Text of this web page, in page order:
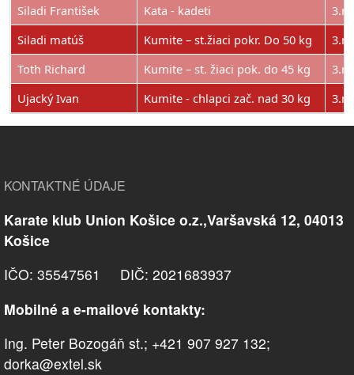
Siladi František
Kata - kadeti
Siladi matúš
Kumite – st.žiaci pokr. Do 50 kg
Toth Richard
Kumite – st. žiaci pok. do 45 kg
Ujacký Ivan
Kumite - chlapci zač. nad 30 kg
KONTAKTNÉ ÚDAJE
Karate klub Union Košice o.z.,Varšavská 12, 04013
Košice
IČO: 35547561 DIČ: 2021683937
Mobilné a e-mailové kontakty:
Ing. Peter Bozogáň st.; +421 907 927 132;
dorka@extel.sk